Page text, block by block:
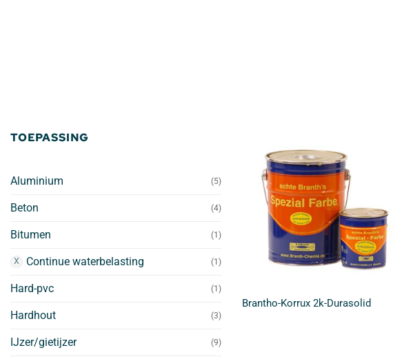
TOEPASSING
Aluminium (5)
Beton (4)
Bitumen (1)
Continue waterbelasting (1)
Hard-pvc (1)
Hardhout (3)
IJzer/gietijzer (9)
Brantho-Korrux 2k-Durasolid